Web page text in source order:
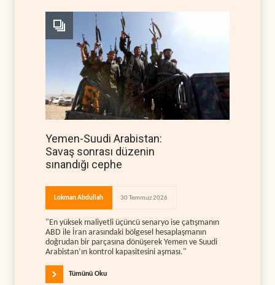
Yemen-Suudi Arabistan:
Savaş sonrası düzenin
sınandığı cephe
Lokman Abdullah 30 Temmuz 2026
"En yüksek maliyetli üçüncü senaryo ise çatışmanın
ABD ile İran arasındaki bölgesel hesaplaşmanın
doğrudan bir parçasına dönüşerek Yemen ve Suudi
Arabistan’ın kontrol kapasitesini aşması."
Tümünü Oku